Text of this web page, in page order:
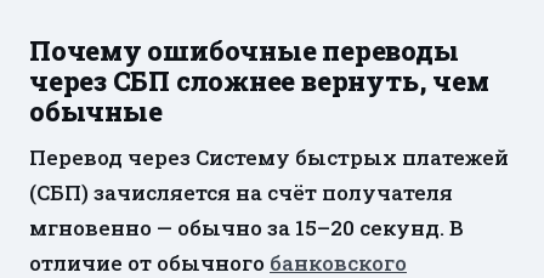
Почему ошибочные переводы
через СБП сложнее вернуть, чем
обычные
Перевод через Систему быстрых платежей
(СБП) зачисляется на счёт получателя
мгновенно — обычно за 15–20 секунд. В
отличие от обычного банковского